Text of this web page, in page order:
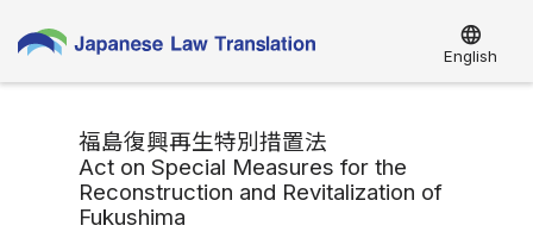
language
English
福島復興再生特別措置法
Act on Special Measures for the
Reconstruction and Revitalization of
Fukushima